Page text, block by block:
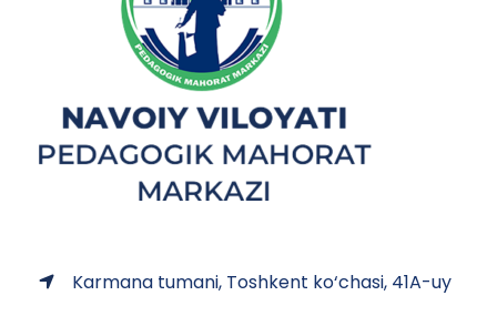
Karmana tumani, Toshkent ko‘chasi, 41A-uy